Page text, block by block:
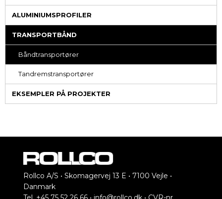
ALUMINIUMSPROFILER
TRANSPORTBÅND
Båndtransportører
Tandremstransportører
EKSEMPLER PÅ PROJEKTER
Rollco A/S • Skomagervej 13 E • 7100 Vejle •
Danmark